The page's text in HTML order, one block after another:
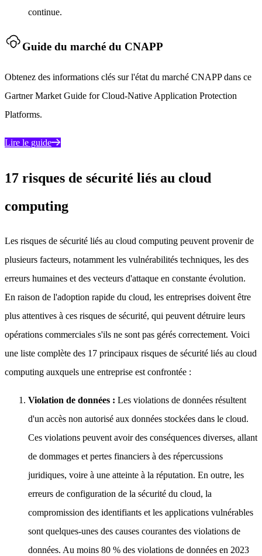
continue.
Guide du marché du CNAPP
Obtenez des informations clés sur l'état du marché CNAPP dans ce
Gartner Market Guide for Cloud-Native Application Protection
Platforms.
Lire le guide
17 risques de sécurité liés au cloud
computing
Les risques de sécurité liés au cloud computing peuvent provenir de
plusieurs facteurs, notamment les vulnérabilités techniques, les des
erreurs humaines et des vecteurs d'attaque en constante évolution.
En raison de l'adoption rapide du cloud, les entreprises doivent être
plus attentives à ces risques de sécurité, qui peuvent détruire leurs
opérations commerciales s'ils ne sont pas gérés correctement. Voici
une liste complète des 17 principaux risques de sécurité liés au cloud
computing auxquels une entreprise est confrontée :
Violation de données : Les violations de données résultent
d'un accès non autorisé aux données stockées dans le cloud.
Ces violations peuvent avoir des conséquences diverses, allant
de dommages et pertes financiers à des répercussions
juridiques, voire à une atteinte à la réputation. En outre, les
erreurs de configuration de la sécurité du cloud, la
compromission des identifiants et les applications vulnérables
sont quelques-unes des causes courantes des violations de
données. Au moins 80 % des violations de données en 2023